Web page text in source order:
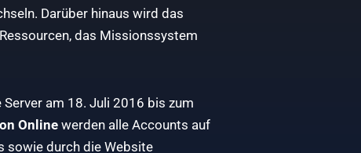
Darüber hinaus wird das
das Missionssystem
am 18. Juli 2016 bis zum
Onlinewerden alle Accounts auf
sowie durch die Website